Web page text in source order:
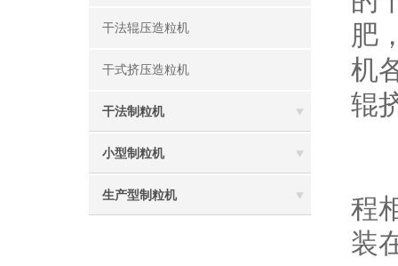
干法辊压造粒机
干式挤压造粒机
干法制粒机
小型制粒机
生产型制粒机
肥
机
辊
程
装